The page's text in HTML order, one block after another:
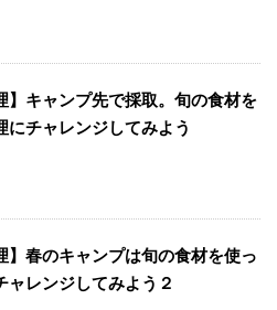
】キャンプ先で採取。旬の食材を
にチャレンジしてみよう
】春のキャンプは旬の食材を使っ
ャレンジしてみよう２